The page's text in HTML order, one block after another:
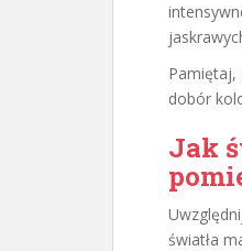
Pamiętaj,
dobór
Jak
światła